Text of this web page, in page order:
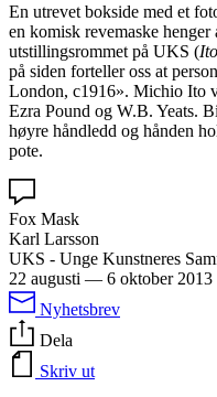
En utrevet bokside med et
en komisk revemaske henger
utstillingsrommet på UKS (
på siden forteller oss at
London, c1916». Michio Ito
Ezra Pound og W.B. Yeats.
høyre håndledd og hånden
pote.
Fox Mask
Karl Larsson
UKS - Unge Kunstneres
22 augusti — 6 oktober 2013
Nyhetsbrev
Dela
Skriv ut